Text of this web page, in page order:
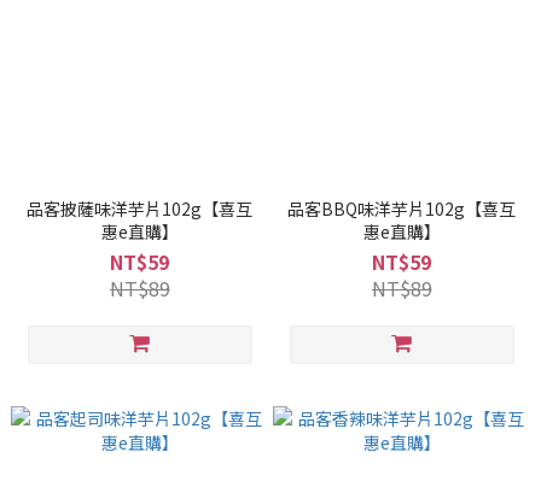
品客披薩味洋芋片102g【喜互
惠e直購】
NT$59
NT$89
品客BBQ味洋芋片102g【喜互
惠e直購】
NT$59
NT$89